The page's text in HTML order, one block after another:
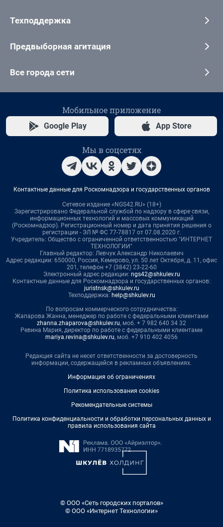
Техподдержка
Предвыборная агитация
Все города сети
Мобильное приложение
Google Play App Store
Мы в соцсетях
Контактные данные для Роскомнадзора и государственных органов
Сетевое издание «NGS42.RU» (18+)
Зарегистрировано Федеральной службой по надзору в сфере связи,
информационных технологий и массовых коммуникаций
(Роскомнадзор). Регистрационный номер и дата принятия решения о
регистрации - ЭЛ № ФС 77-78817 от 07.08.2020 г.
Учредитель: Общество с ограниченной ответственностью "ИНТЕРНЕТ
ТЕХНОЛОГИИ"
Главный редактор: Левчук Александр Николаевич
Адрес редакции: 650000, Россия, Кемерово, ул. 50 лет Октября, д. 11, офис
201, телефон +7 (3842) 23-22-60
Электронный адрес редакции: ngs42@shkulev.ru
Контактные данные для Роскомнадзора и государственных органов:
juristnsk@shkulev.ru
Техподдержка: help@shkulev.ru
По вопросам коммерческого сотрудничества:
Жапарова Жанна, менеджер по работе с федеральными клиентами
zhanna.zhaparova@shkulev.ru, моб. + 7 982 640 34 32
Ревина Мария, директор по работе с федеральными клиентами
mariya.revina@shkulev.ru, моб. +7 910 402 4056
Редакция сайта не несет ответственности за достоверность
информации, содержащейся в рекламных объявлениях.
Информация об ограничениях
Политика использования cookies
Рекомендательные системы
Политика конфиденциальности и обработки персональных данных и
правила использования сайта
© ООО «Сеть городских порталов»
© ООО «Интернет Технологии»